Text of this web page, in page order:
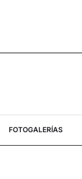
FOTOGALERÍAS